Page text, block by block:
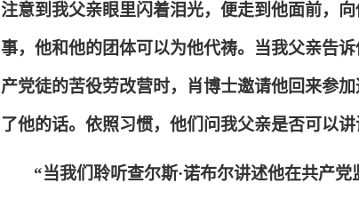
注意到我父亲眼里闪着泪光，便走到他面前，
事，他和他的团体可以为他代祷。当我父亲告
产党徒的苦役劳改营时，肖博士邀请他回来参
了他的话。依照习惯，他们问我父亲是否可以讲
“当我们聆听查尔斯·诺布尔讲述他在共产党